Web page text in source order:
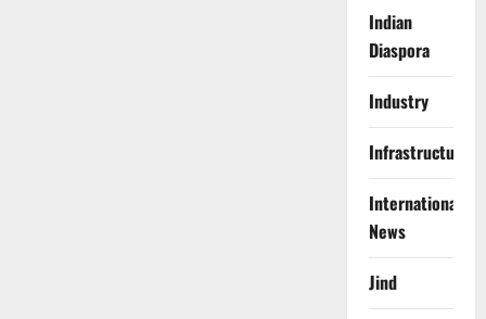
Indian
Diaspora
Industry
Infrastructure
International
News
Jind